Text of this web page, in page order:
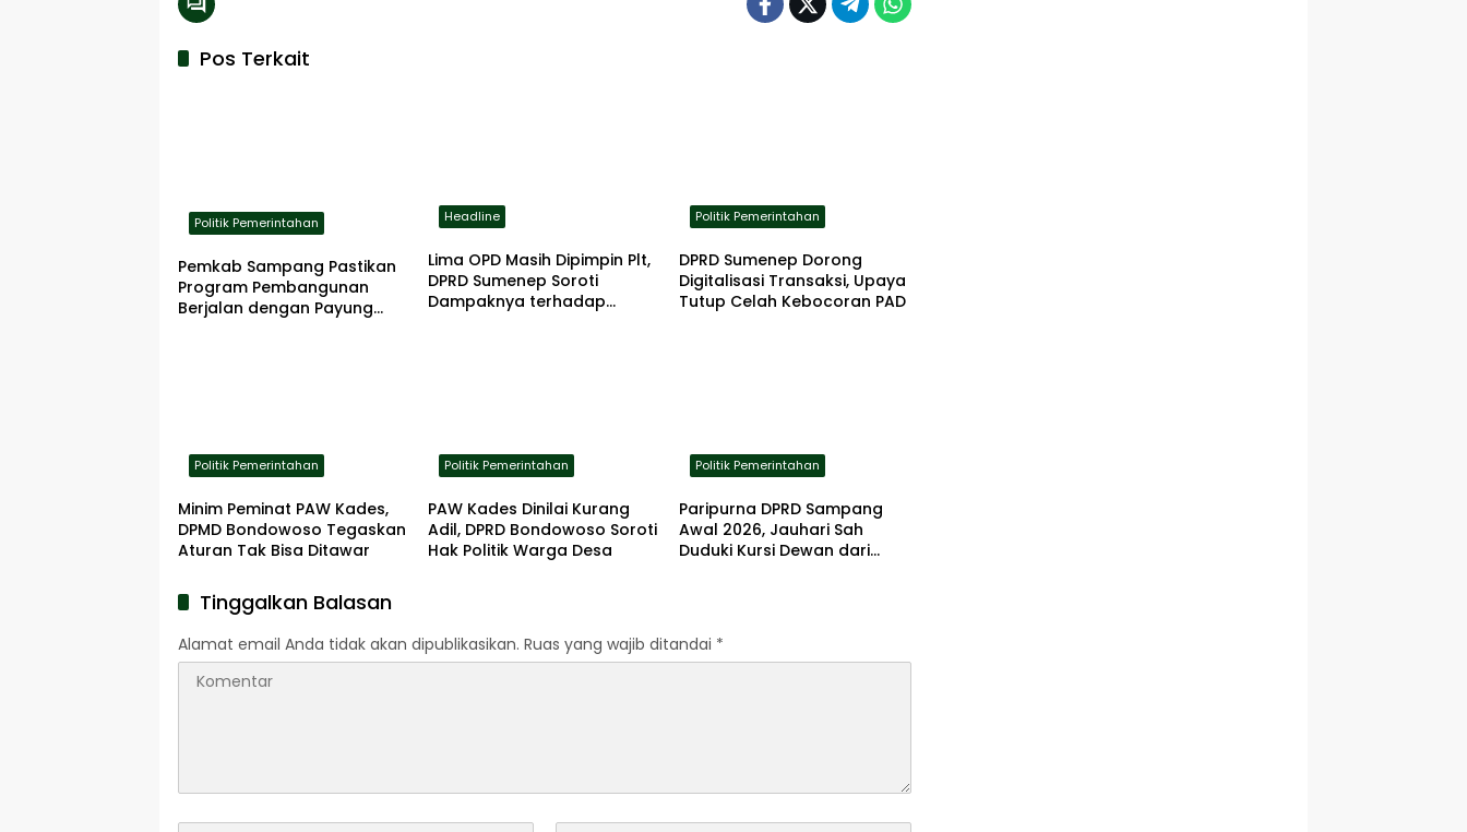
Pos Terkait
Politik Pemerintahan
Pemkab Sampang Pastikan
Program Pembangunan
Berjalan dengan Payung
Headline
Lima OPD Masih Dipimpin Plt,
DPRD Sumenep Soroti
Dampaknya terhadap
Politik Pemerintahan
DPRD Sumenep Dorong
Digitalisasi Transaksi, Upaya
Tutup Celah Kebocoran PAD
Politik Pemerintahan
Minim Peminat PAW Kades,
DPMD Bondowoso Tegaskan
Aturan Tak Bisa Ditawar
Politik Pemerintahan
PAW Kades Dinilai Kurang
Adil, DPRD Bondowoso Soroti
Hak Politik Warga Desa
Politik Pemerintahan
Paripurna DPRD Sampang
Awal 2026, Jauhari Sah
Duduki Kursi Dewan dari
Tinggalkan Balasan
Alamat email Anda tidak akan dipublikasikan. Ruas yang wajib ditandai *